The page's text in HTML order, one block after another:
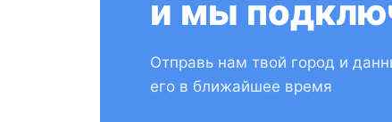
и мы
Отправь нам твой город и
его в ближайшее время